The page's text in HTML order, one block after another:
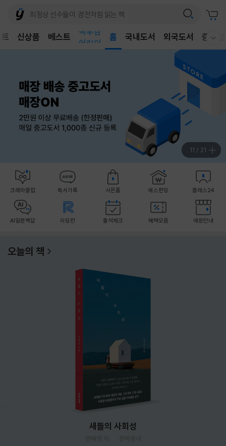
신상품 베스트
어린이
홈 국내도서 외국도서 중고샵
11 / 21
크레마클럽 독서기록 사은품 예스펀딩 클래스24
AI일문백답 리딩런 출석체크 혜택모음 매장안내
오늘의 책
새들의 사회성